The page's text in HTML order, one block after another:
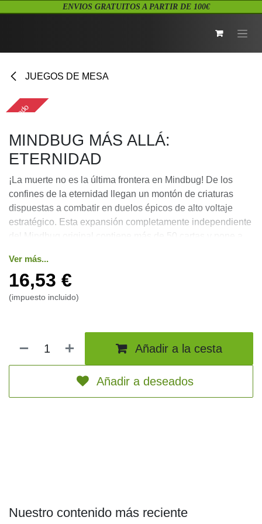
Ir al contenidoENVIOS GRATUITOS A PARTIR DE 100€
JUEGOS DE MESA
Agotado
MINDBUG MÁS ALLÁ:
ETERNIDAD
¡La muerte no es la última frontera en Mindbug! De
los confines de la eternidad llegan un montón de
criaturas dispuestas a combatir en duelos épicos de
alto voltaje estratégico. Esta expansión
completamente independiente del Mindbug original
nuevas tácticas y combinaciones, con criaturas
potenciadas y habilidades que puedes jugar desde la
pila de descartes.
Ver más...
16,53 €
(impuesto incluido)
Añadir a la cesta
Añadir a deseados
Nuestro contenido más reciente